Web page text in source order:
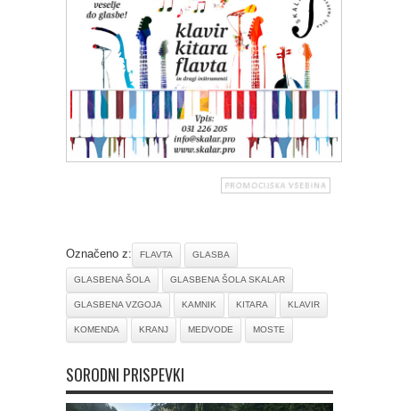
Označeno z: FLAVTA GLASBA
GLASBENA ŠOLA GLASBENA ŠOLA SKALAR
GLASBENA VZGOJA KAMNIK KITARA KLAVIR
KOMENDA KRANJ MEDVODE MOSTE
SORODNI PRISPEVKI